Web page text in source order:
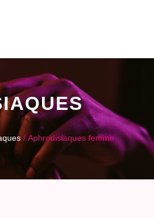
/ Aphrodisiaques femme